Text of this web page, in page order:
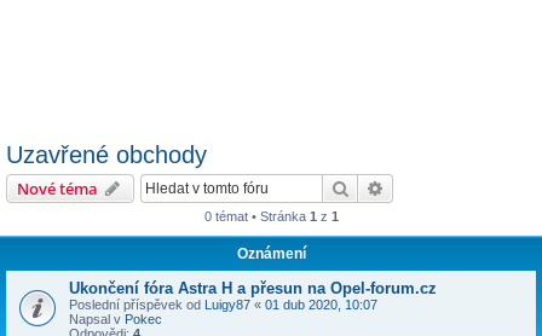
Uzavřené obchody
Nové téma Hledat
0 témat • Stránka 1 z 1
Oznámení
Ukončení fóra Astra H a přesun na Opel-forum.cz
Poslední příspěvek od Luigy87 « 01 dub 2020, 10:07
Napsal v Pokec